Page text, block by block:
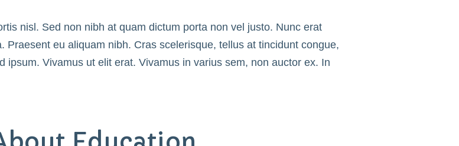
nisl. Sed non nibh at quam dictum porta non vel justo. Nunc erat
Praesent eu aliquam nibh. Cras scelerisque, tellus at tincidunt congue,
ipsum. Vivamus ut elit erat. Vivamus in varius sem, non auctor ex. In